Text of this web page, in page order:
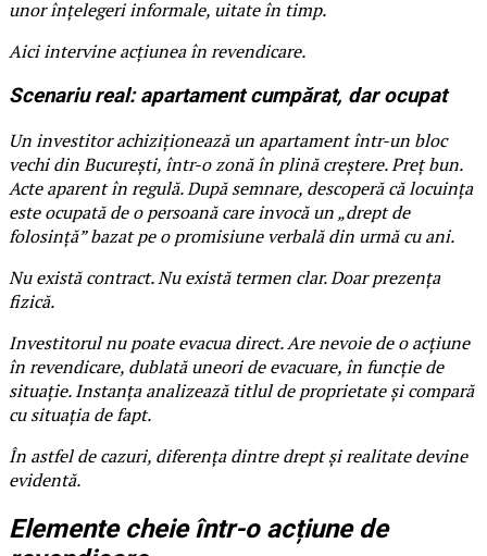
unor înțelegeri informale, uitate în timp.
Aici intervine acțiunea în revendicare.
Scenariu real: apartament cumpărat, dar ocupat
Un investitor achiziționează un apartament într-un bloc
vechi din București, într-o zonă în plină creștere. Preț bun.
Acte aparent în regulă. După semnare, descoperă că locuința
este ocupată de o persoană care invocă un „drept de
folosință” bazat pe o promisiune verbală din urmă cu ani.
Nu există contract. Nu există termen clar. Doar prezența
fizică.
Investitorul nu poate evacua direct. Are nevoie de o acțiune
în revendicare, dublată uneori de evacuare, în funcție de
situație. Instanța analizează titlul de proprietate și compară
cu situația de fapt.
În astfel de cazuri, diferența dintre drept și realitate devine
evidentă.
Elemente cheie într-o acțiune de